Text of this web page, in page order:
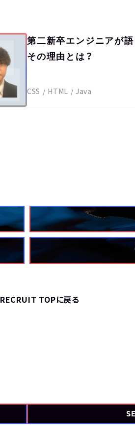
TOP
第二新卒エンジニアが
その理由とは？
CSS HTML Java
RECRUIT TOPに戻る